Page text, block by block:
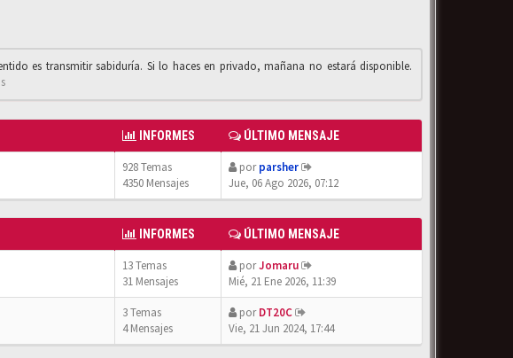
es transmitir sabiduría. Si lo haces en privado, mañana no estará disponible.
INFORMES ÚLTIMO MENSAJE
928 Temas
4350 Mensajes
porparsher
Jue, 06 Ago 2026, 07:12
INFORMES ÚLTIMO MENSAJE
13 Temas
31 Mensajes
porJomaru
Mié, 21 Ene 2026, 11:39
3 Temas
4 Mensajes
porDT20C
Vie, 21 Jun 2024, 17:44